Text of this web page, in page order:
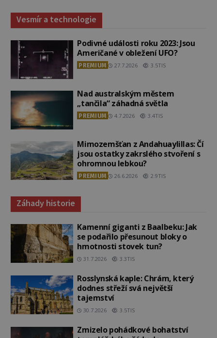
Vesmír a technologie
Podivné události roku 2023: Jsou
Američané v obležení UFO?
PREMIUM 27.7.2026 3.5TIS
Nad australským městem
„tančila“ záhadná světla
PREMIUM 4.7.2026 3.4TIS
Mimozemšťan z Andahuaylillas: Čí
jsou ostatky zakrslého stvoření s
ohromnou lebkou?
PREMIUM 26.6.2026 2.9TIS
Záhady historie
Kamenní giganti z Baalbeku: Jak
se podařilo přesunout bloky o
hmotnosti stovek tun?
31.7.2026 3.3TIS
Rosslynská kaple: Chrám, který
dodnes střeží svá největší
tajemství
30.7.2026 3.5TIS
Zmizelo pohádkové bohatství